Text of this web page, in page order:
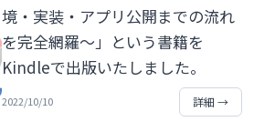
境・実装・アプリ公開までの流れ
を完全網羅～」という書籍を
Kindleで出版いたしました。
2022/10/10 詳細 →